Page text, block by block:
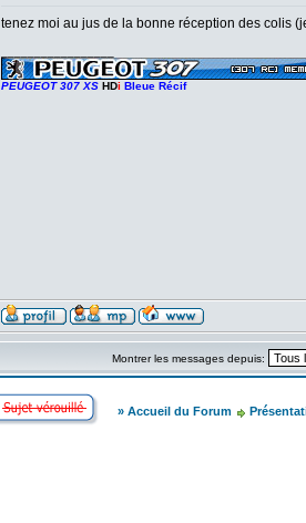
tenez moi au jus de la bonne réception des colis
PEUGEOT 307 XS HDi Bleue Récif
Montrer les messages depuis:
» Accueil du Forum